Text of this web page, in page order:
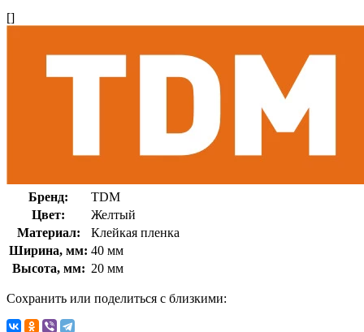
[]
Бренд:
TDM
Цвет:
Желтый
Материал:
Клейкая пленка
Ширина, мм: 40 мм
Высота, мм: 20 мм
Сохранить или поделиться с близкими: